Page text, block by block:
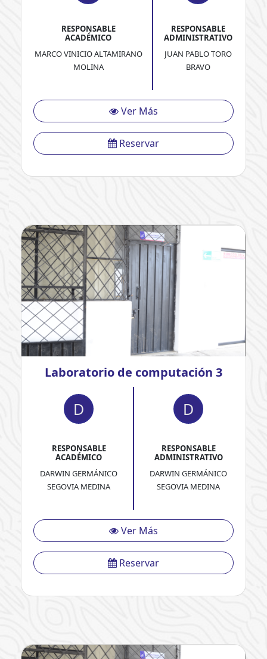
RESPONSABLE
ACADÉMICO
MARCO VINICIO ALTAMIRANO
MOLINA
RESPONSABLE
ADMINISTRATIVO
JUAN PABLO TORO
BRAVO
Ver Más
Reservar
Laboratorio de computación 3
D
RESPONSABLE
ACADÉMICO
DARWIN GERMÁNICO
SEGOVIA MEDINA
D
RESPONSABLE
ADMINISTRATIVO
DARWIN GERMÁNICO
SEGOVIA MEDINA
Ver Más
Reservar